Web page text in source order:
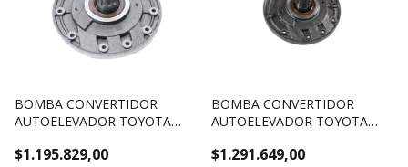
BOMBA CONVERTIDOR
AUTOELEVADOR TOYOTA
3000KG
$1.195.829,00
BOMBA CONVERTIDOR
AUTOELEVADOR TOYOTA
3000KG
$1.291.649,00